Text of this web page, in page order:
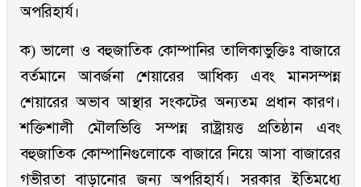
অপরিহার্য।
ক) ভালো ও বহুজাতিক কোম্পানির তালিকাভুক্তিঃ বাজারে
বর্তমানে আবর্জনা শেয়ারের আধিক্য এবং মানসম্পন্ন
শেয়ারের অভাব আস্থার সংকটের অন্যতম প্রধান কারণ।
শক্তিশালী মৌলভিত্তি সম্পন্ন রাষ্ট্রায়ত্ত প্রতিষ্ঠান এবং
বহুজাতিক কোম্পানিগুলোকে বাজারে নিয়ে আসা বাজারের
গভীরতা বাড়ানোর জন্য অপরিহার্য। সরকার ইতিমধ্যে